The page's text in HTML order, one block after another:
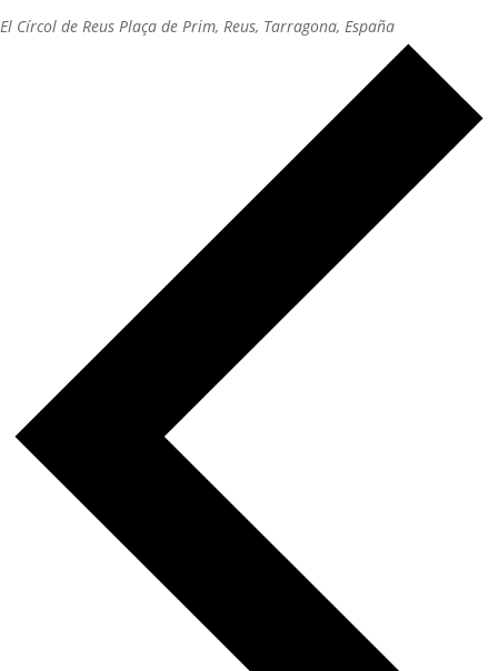
El Círcol de Reus Plaça de Prim, Reus, Tarragona, España